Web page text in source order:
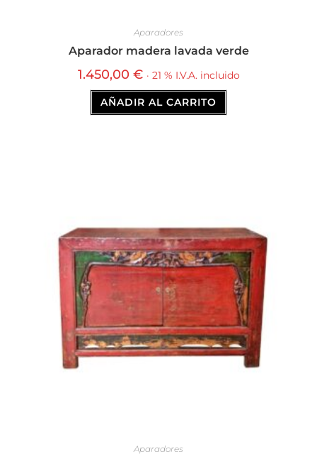
Aparadores
Aparador madera lavada verde
1.450,00 € · 21 % I.V.A. incluido
AÑADIR AL CARRITO
Aparadores